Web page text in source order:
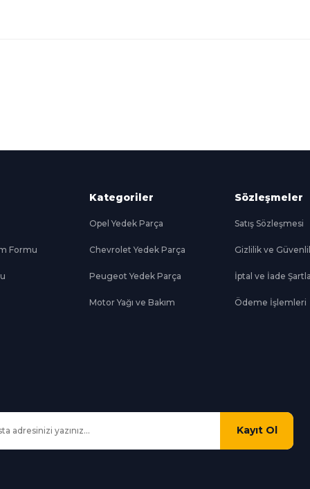
Gönder
Formu
Kategoriler
Opel Yedek Parça
Chevrolet Yedek Parça
Peugeot Yedek Parça
Motor Yağı ve Bakım
Sözleşmeler
Satış Sözleşmesi
Gizlilik ve
İptal ve İade
Ödeme İşlemleri
Kayıt Ol